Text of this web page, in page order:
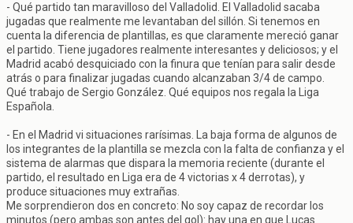
- Qué partido tan maravilloso del Valladolid. El Valladolid sacaba
jugadas que realmente me levantaban del sillón. Si tenemos en
cuenta la diferencia de plantillas, es que claramente mereció ganar
el partido. Tiene jugadores realmente interesantes y deliciosos; y el
Madrid acabó desquiciado con la finura que tenían para salir desde
atrás o para finalizar jugadas cuando alcanzaban 3/4 de campo.
Qué trabajo de Sergio González. Qué equipos nos regala la Liga
Española.
- En el Madrid vi situaciones rarísimas. La baja forma de algunos de
los integrantes de la plantilla se mezcla con la falta de confianza y el
sistema de alarmas que dispara la memoria reciente (durante el
partido, el resultado en Liga era de 4 victorias x 4 derrotas), y
produce situaciones muy extrañas.
Me sorprendieron dos en concreto: No soy capaz de recordar los
minutos (pero ambas son antes del gol): hay una en que Lucas